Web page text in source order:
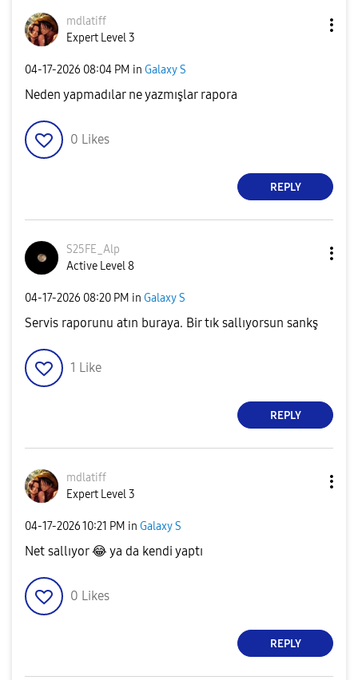
mdlatiff
Expert Level 3
‎04-17-2026 08:04 PM in Galaxy S
Neden yapmadılar ne yazmışlar rapora
0 Likes
REPLY
S25FE_Alp
Active Level 8
‎04-17-2026 08:20 PM in Galaxy S
Servis raporunu atın buraya. Bir tık sallıyorsun sankş
1 Like
REPLY
mdlatiff
Expert Level 3
‎04-17-202610:21 PM in Galaxy S
Net sallıyor😂 ya da kendi yaptı
0 Likes
REPLY